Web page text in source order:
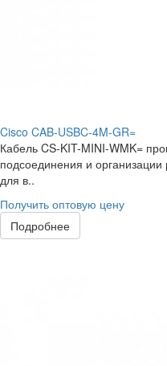
Cisco CAB-USBC-4M-GR=
Кабель CS-KIT-MINI-WMK=
подсоединения и
для в..
Получить оптовую цену
Подробнее